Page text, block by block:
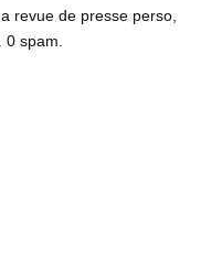
revue de presse perso,
0 spam.